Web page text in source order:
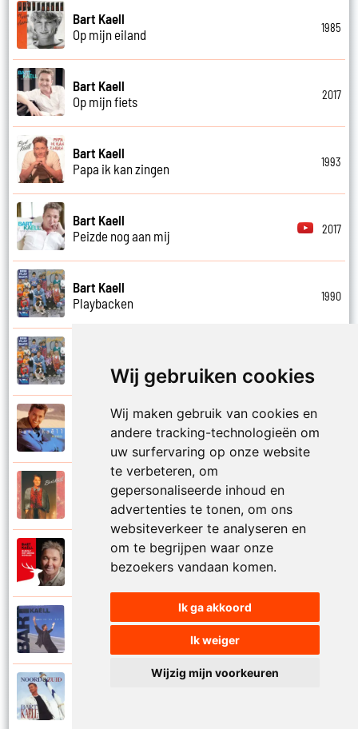
Wij gebruiken cookies
Wij maken gebruik van cookies en
andere tracking-technologieën om
uw surfervaring op onze website
te verbeteren, om
gepersonaliseerde inhoud en
advertenties te tonen, om ons
websiteverkeer te analyseren en
om te begrijpen waar onze
bezoekers vandaan komen.
Ik ga akkoord
Ik weiger
Wijzig mijn voorkeuren
Bart Kaell
Op mijn eiland
1985
Bart Kaell
Op mijn fiets
2017
Bart Kaell
Papa ik kan zingen
1993
Bart Kaell
Peizde nog aan mij
2017
Bart Kaell
Playbacken
1990
Popidool
Bart Kaell
Prinses
Bart Kaell
Bart Kaell
Rudolf het gekke rendier
Bart Kaell